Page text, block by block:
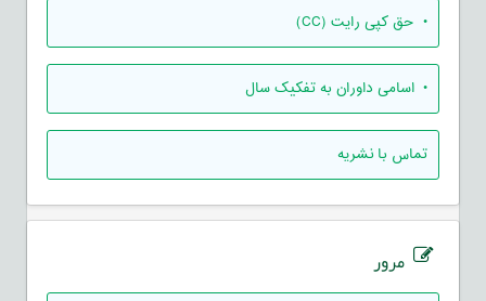
• حق کپی رایت (CC)
• اسامی داوران به تفکیک سال
تماس با نشریه
مرور